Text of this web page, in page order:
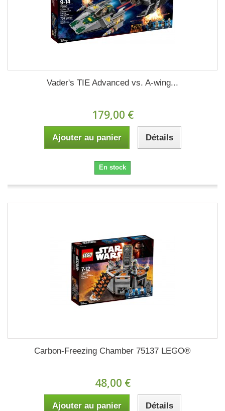
Vader's TIE Advanced vs. A-wing...
179,00 €
Ajouter au panier Détails
En stock
Carbon-Freezing Chamber 75137 LEGO®
48,00 €
Ajouter au panier Détails